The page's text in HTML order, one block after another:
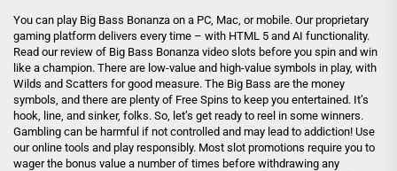
You can play Big Bass Bonanza on a PC, Mac, or mobile. Our proprietary
gaming platform delivers every time – with HTML 5 and AI functionality.
Read our review of Big Bass Bonanza video slots before you spin and win
like a champion. There are low-value and high-value symbols in play, with
Wilds and Scatters for good measure. The Big Bass are the money
symbols, and there are plenty of Free Spins to keep you entertained. It’s
hook, line, and sinker, folks. So, let’s get ready to reel in some winners.
Gambling can be harmful if not controlled and may lead to addiction! Use
our online tools and play responsibly. Most slot promotions require you to
wager the bonus value a number of times before withdrawing any